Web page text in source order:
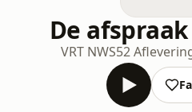
De
VRT NWS52